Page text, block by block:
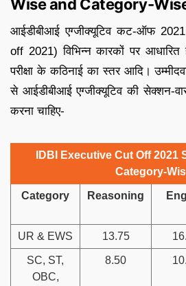
Wise and Category-
आईडीबीआई एग्जीक्यूटिव कट-ऑफ
off 2021) विभिन्न कारकों पर आधारित
परीक्षा के कठिनाई का स्तर आदि।
से आईडीबीआई एग्जीक्यूटिव की
करना चाहिए-
IDBI Executive Cut Off 2021
Category-
Category Reasoning
UR & EWS 13.75
SC, ST,
OBC,
8.50